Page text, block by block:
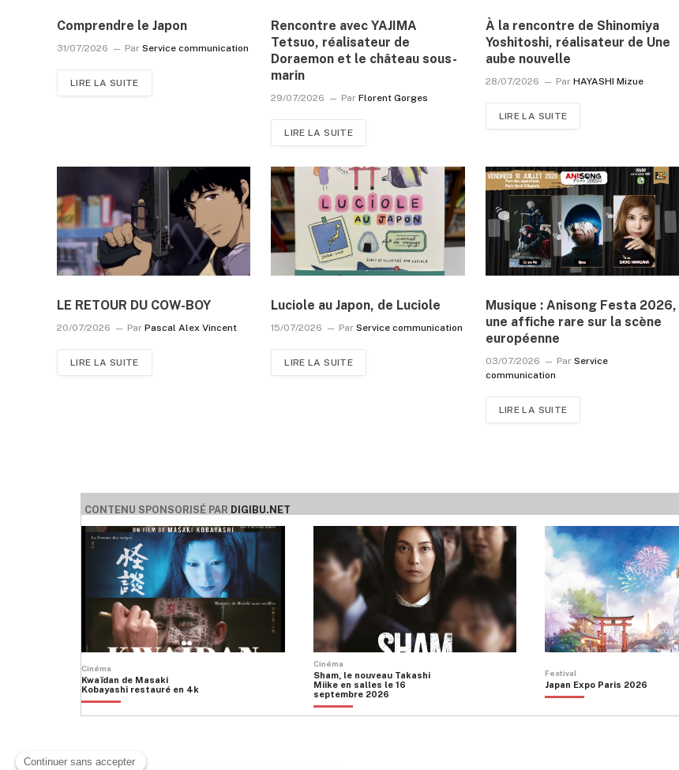
Comprendre le Japon
31/07/2026 Par Service communication
LIRE LA SUITE
Rencontre avec YAJIMA
Tetsuo, réalisateur de
Doraemon et le château sous-
marin
29/07/2026 Par Florent Gorges
LIRE LA SUITE
À la rencontre de Shinomiya
Yoshitoshi, réalisateur de Une
aube nouvelle
28/07/2026 Par HAYASHI Mizue
LIRE LA SUITE
LE RETOUR DU COW-BOY
20/07/2026 Par Pascal Alex Vincent
LIRE LA SUITE
Luciole au Japon, de Luciole
15/07/2026 Par Service communication
LIRE LA SUITE
Musique : Anisong Festa 2026,
une affiche rare sur la scène
européenne
03/07/2026 Par Service
communication
LIRE LA SUITE
CONTENU SPONSORISÉ PAR DIGIBU.NET
Cinéma
Kwaïdan de Masaki
Kobayashi restauré en 4k
Cinéma
Sham, le nouveau Takashi
Miike en salles le 16
septembre 2026
Festival
Japan Expo Paris 2026